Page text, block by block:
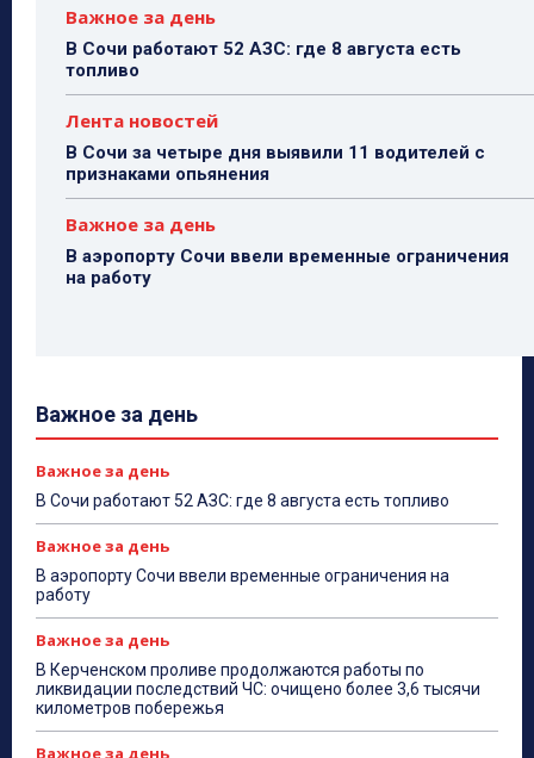
Важное за день
В Сочи работают 52 АЗС: где 8 августа есть
топливо
Лента новостей
В Сочи за четыре дня выявили 11 водителей с
признаками опьянения
Важное за день
В аэропорту Сочи ввели временные ограничения
на работу
Важное за день
Важное за день
В Сочи работают 52 АЗС: где 8 августа есть топливо
Важное за день
В аэропорту Сочи ввели временные ограничения на
работу
Важное за день
В Керченском проливе продолжаются работы по
ликвидации последствий ЧС: очищено более 3,6 тысячи
километров побережья
Важное за день